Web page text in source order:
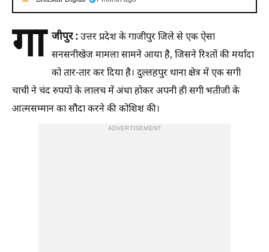
गा जीपुर :उत्तर प्रदेश के गाजीपुर जिले से एक ऐसा
सनसनीखेज मामला सामने आया है, जिसने रिश्तों की मर्यादा
को तार-तार कर दिया है। दुल्लहपुर थाना क्षेत्र में एक सगी
चाची ने चंद रुपयों के लालच में अंधा होकर अपनी ही सगी भतीजी के
आत्मसम्मान का सौदा करने की कोशिश की।
ADVERTISEMENT